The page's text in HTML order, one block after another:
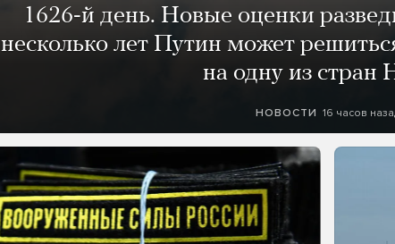
1626-й день. Новые оценки
несколько лет Путин может
на одну из
НОВОСТИ 16 часов